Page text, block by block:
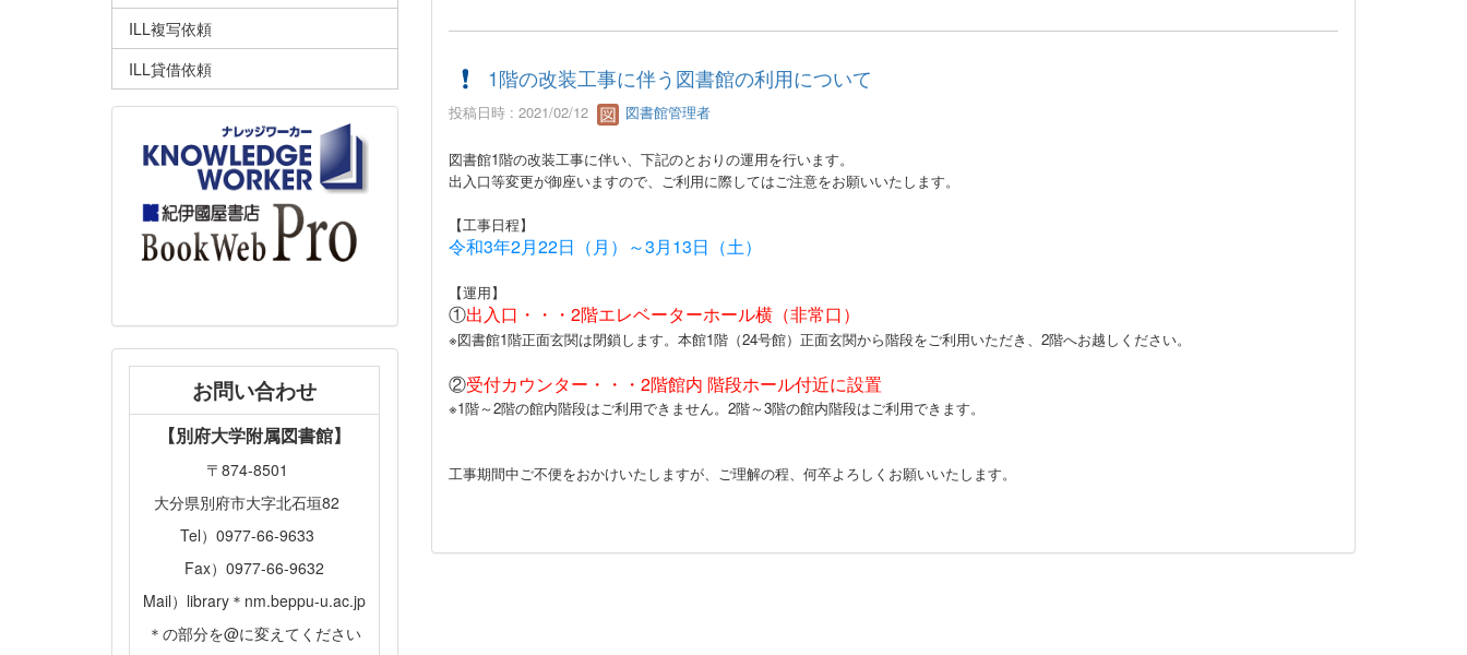
1階の改装工事に伴う図書館の利用について
投稿日時 : 2021/02/12 図書館管理者
図書館1階の改装工事に伴い、下記のとおりの運用を行います。
出入口等変更が御座いますので、ご利用に際してはご注意をお願いいたします。
【工事日程】
令和3年2月22日（月）～3月13日（土）
【運用】
①出入口・・・2階エレベーターホール横（非常口）
※図書館1階正面玄関は閉鎖します。本館1階（24号館）正面玄関から階段をご利用いただき、2階へお越しください。
②受付カウンター・・・2階館内 階段ホール付近に設置
※1階～2階の館内階段はご利用できません。2階～3階の館内階段はご利用できます。
工事期間中ご不便をおかけいたしますが、ご理解の程、何卒よろしくお願いいたします。
ILL複写依頼
ILL貸借依頼
お問い合わせ
【別府大学附属図書館】
〒874-8501
大分県別府市大字北石垣82
Tel）0977-66-9633
Fax）0977-66-9632
Mail）library＊nm.beppu-u.ac.jp
＊の部分を@に変えてください